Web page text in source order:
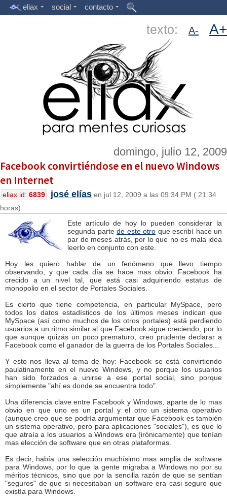
eliax social contacto
texto: A- A+
domingo, julio 12, 2009
Facebook convirtiéndose en el nuevo Windows
en Internet
eliax id: 6839 josé elías en jul 12, 2009 a las 09:34 PM ( 21:34
horas)
Este artículo de hoy lo pueden considerar la
segunda parte de este otro que escribí hace un
par de meses atrás, por lo que no es mala idea
leerlo en conjunto con este.
Hoy les quiero hablar de un fenómeno que llevo tiempo
observando, y que cada día se hace mas obvio: Facebook ha
crecido a un nivel tal, que está casi adquiriendo estatus de
monopolio en el sector de Portales Sociales.
Es cierto que tiene competencia, en particular MySpace, pero
todos los datos estadísticos de los últimos meses indican que
MySpace (así como muchos de los otros portales) está perdiendo
usuarios a un ritmo similar al que Facebook sigue creciendo, por lo
que aunque quizás un poco prematuro, creo prudente declarar a
Facebook como el ganador de la guerra de los Portales Sociales...
Y esto nos lleva al tema de hoy: Facebook se está convirtiendo
paulatinamente en el nuevo Windows, y no porque los usuarios
han sido forzados a unirse a ese portal social, sino porque
simplemente "ahí es donde se encuentra todo".
Una diferencia clave entre Facebook y Windows, aparte de lo mas
obvio en que uno es un portal y el otro un sistema operativo
(aunque creo que se podría argumentar que Facebook es también
un sistema operativo, pero para aplicaciones "sociales"), es que lo
que atraía a los usuarios a Windows era (irónicamente) que tenían
mas elección de software que en otras plataformas.
Es decir, había una selección muchísimo mas amplia de software
para Windows, por lo que la gente migraba a Windows no por su
méritos técnicos, sino que por la sencilla razón de que se sentían
"seguros" de que si necesitaban un software era casi seguro que
existía para Windows.